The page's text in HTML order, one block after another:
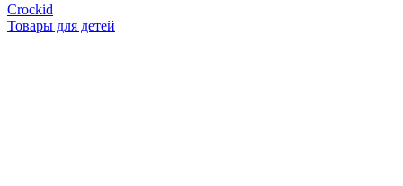
Crockid
Товары для детей